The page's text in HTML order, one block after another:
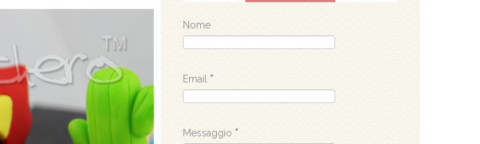
Nome
Email *
Messaggio *